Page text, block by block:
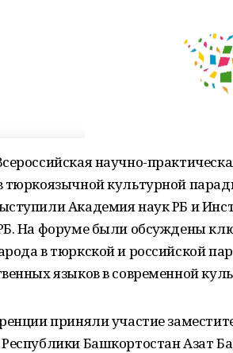
научно-
тюркоязычной культурной
Академия наук РБ и
На форуме были обсуждены
в тюркской и российской
языков в современной
приняли участие
Башкортостан Азат